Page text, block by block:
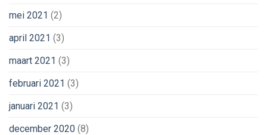
mei 2021 (2)
april 2021 (3)
maart 2021 (3)
februari 2021 (3)
januari 2021 (3)
december 2020 (8)